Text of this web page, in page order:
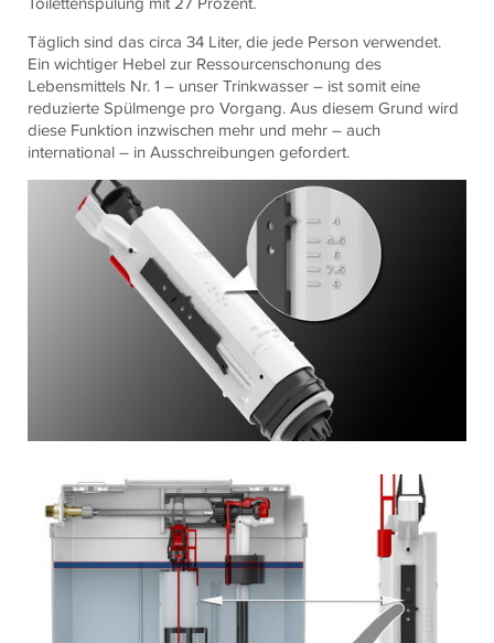
Täglich sind das circa 34 Liter, die jede Person verwendet.
Ein wichtiger Hebel zur Ressourcenschonung des
Lebensmittels Nr. 1 – unser Trinkwasser – ist somit eine
reduzierte Spülmenge pro Vorgang. Aus diesem Grund wird
diese Funktion inzwischen mehr und mehr – auch
international – in Ausschreibungen gefordert.